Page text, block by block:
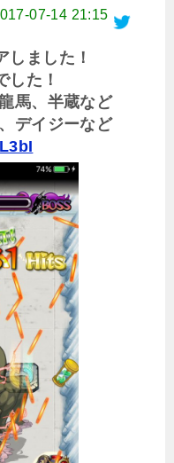
07-14 21:15
しました！
した！
馬、半蔵など
デイジーなど